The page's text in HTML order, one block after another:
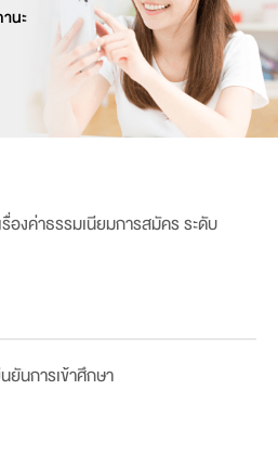
นะ
องค่าธรรมเนียมการสมัคร ระดับ
นการเข้าศึกษา